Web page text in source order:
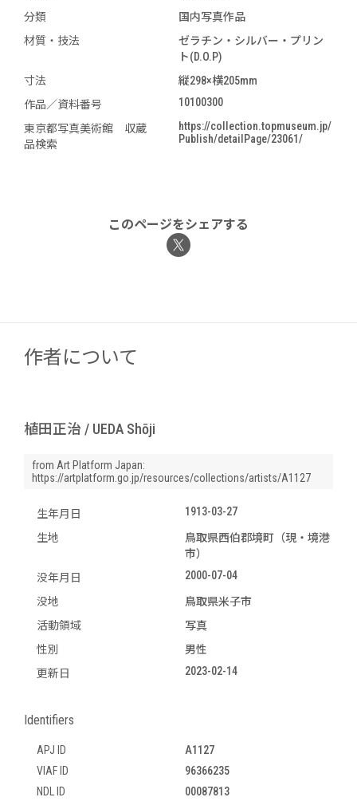
分類
国内写真作品
材質・技法
ゼラチン・シルバー・プリン
ト(D.O.P)
寸法
縦298×横205mm
作品／資料番号
10100300
東京都写真美術館 収蔵
品検索
https://collection.topmuseum.jp/
Publish/detailPage/23061/
このページをシェアする
作者について
植田正治 / UEDA Shōji
from Art Platform Japan:
https://artplatform.go.jp/resources/collections/artists/A1127
生年月日 1913-03-27
生地
鳥取県西伯郡境町（現・境港
市）
没年月日
2000-07-04
没地
鳥取県米子市
活動領域
写真
性別
男性
更新日
2023-02-14
Identifiers
APJ ID
A1127
VIAF ID
96366235
NDL ID
00087813